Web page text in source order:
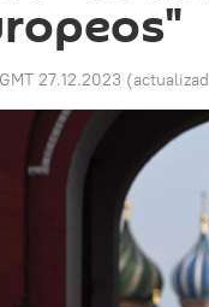
27.12.2023